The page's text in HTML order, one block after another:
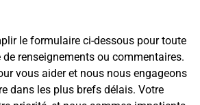
le formulaire ci-dessous pour toute
renseignements ou commentaires.
vous aider et nous nous engageons
dans les plus brefs délais. Votre